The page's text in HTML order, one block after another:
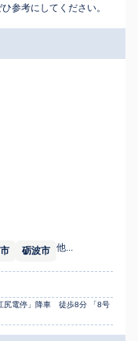
参考にしてください。
砺波市 他...
尻電停」降車 徒歩8分 「8号